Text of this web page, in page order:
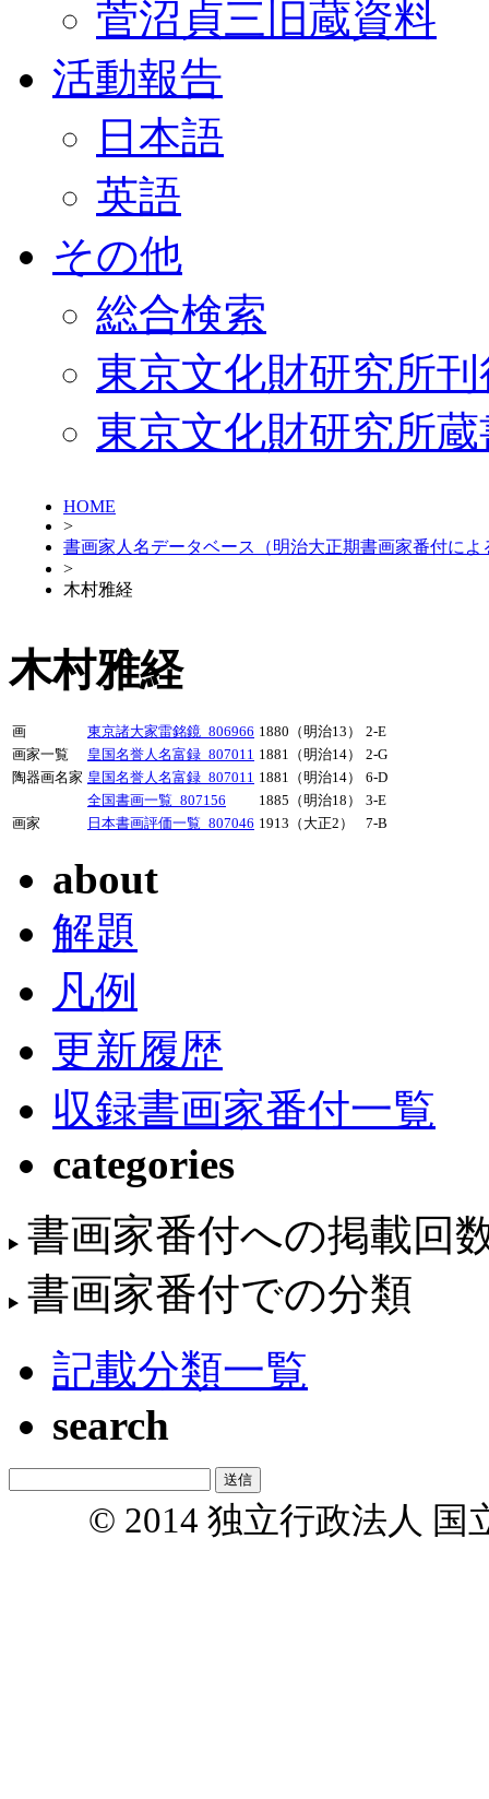
菅沼貞三旧蔵資料
活動報告
日本語
英語
その他
総合検索
東京文化財研究所
東京文化財研究所
HOME
>
書画家人名データベース（明治大正期書画家番付によ
>
木村雅経
木村雅経
画 東京諸大家雷銘鏡_806966 1880（明治13）
2-E
画家一覧
皇国名誉人名富録_807011 1881（明治14）
2-G
陶器画名家 皇国名誉人名富録_807011 1881（明治14）
6-D
全国書画一覧_807156
1885（明治18）
3-E
画家
日本書画評価一覧_807046 1913（大正2） 7-B
about
解題
凡例
更新履歴
収録書画家番付一覧
categories
書画家番付への掲載回
書画家番付での分類
記載分類一覧
search
© 2014 独立行政法人 国